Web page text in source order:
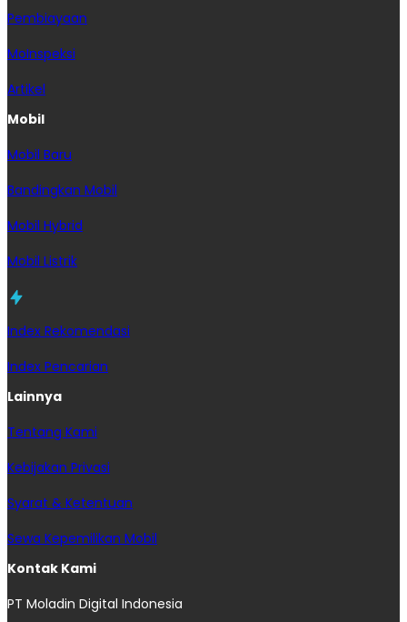
Pembiayaan
MoInspeksi
Artikel
Mobil
Mobil Baru
Bandingkan Mobil
Mobil Hybrid
Mobil Listrik
Index Rekomendasi
Index Pencarian
Lainnya
Tentang Kami
Kebijakan Privasi
Syarat & Ketentuan
Sewa Kepemilikan Mobil
Kontak Kami
PT Moladin Digital Indonesia